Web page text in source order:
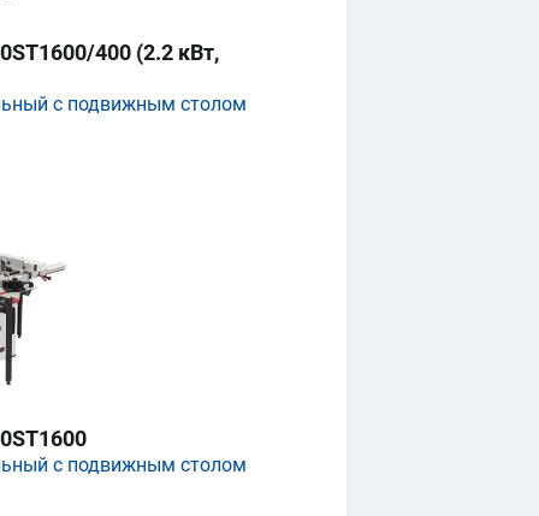
400 (2.2 кВт,
с подвижным столом
с подвижным столом